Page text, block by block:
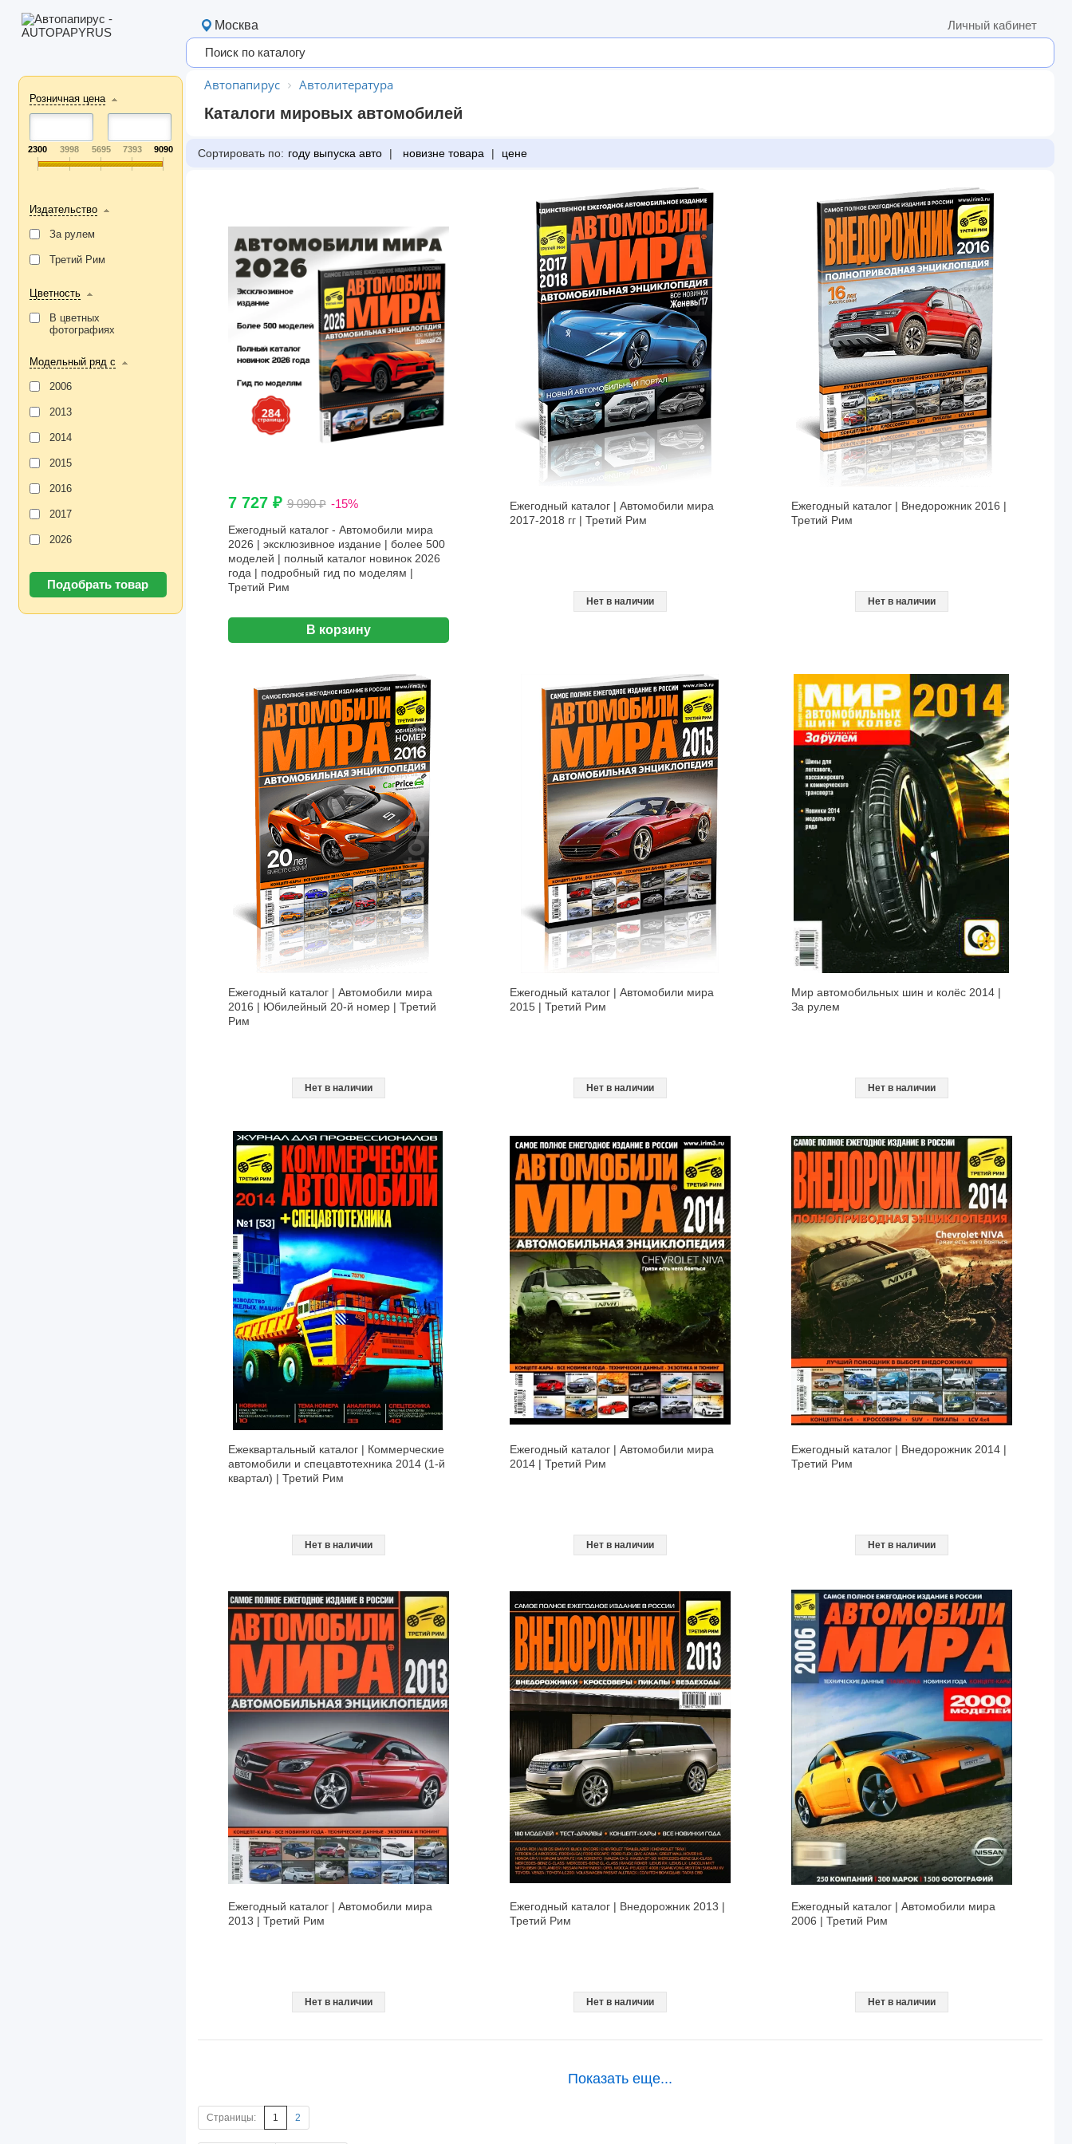
Розничная цена
2300 3998 5695 7393 9090
Издательство
За рулем
Третий Рим
Цветность
В цветных
фотографиях
Модельный ряд с
2006
2013
2014
2015
2016
2017
2026
Москва Личный кабинет
Автопапирус Автолитература
Каталоги мировых автомобилей
Сортировать по: году выпуска авто | новизне товара | цене
7 727 ₽9 090 ₽ -15%
Ежегодный каталог - Автомобили мира
2026 | эксклюзивное издание | более 500
моделей | полный каталог новинок 2026
года | подробный гид по моделям |
Третий Рим
В корзину
Ежегодный каталог | Автомобили мира
2017-2018 гг | Третий Рим
Нет в наличии
Ежегодный каталог | Внедорожник 2016 |
Третий Рим
Нет в наличии
Ежегодный каталог | Автомобили мира
2016 | Юбилейный 20-й номер | Третий
Рим
Нет в наличии
Ежегодный каталог | Автомобили мира
2015 | Третий Рим
Нет в наличии
Мир автомобильных шин и колёс 2014 |
За рулем
Нет в наличии
Ежеквартальный каталог | Коммерческие
автoмобили и спецавтотехника 2014 (1-й
квартал) | Третий Рим
Нет в наличии
Ежегодный каталог | Автомобили мира
2014 | Третий Рим
Нет в наличии
Ежегодный каталог | Внедорожник 2014 |
Третий Рим
Нет в наличии
Ежегодный каталог | Автомобили мира
2013 | Третий Рим
Нет в наличии
Ежегодный каталог | Внедорожник 2013 |
Третий Рим
Нет в наличии
Ежегодный каталог | Автомобили мира
2006 | Третий Рим
Нет в наличии
Показать еще...
Страницы: 1 2